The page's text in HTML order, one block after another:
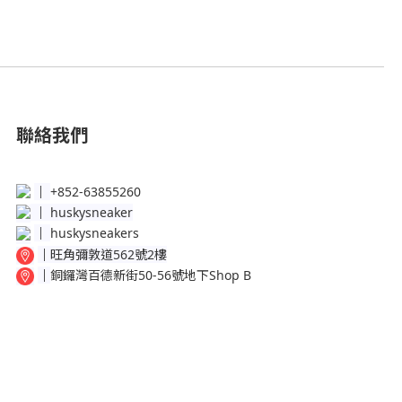
聯絡我們
│ +852-63855260
huskysneaker
huskysneakers
│ 旺角彌敦道562號2樓
│ 銅鑼灣百德新街50-56號地下Shop B